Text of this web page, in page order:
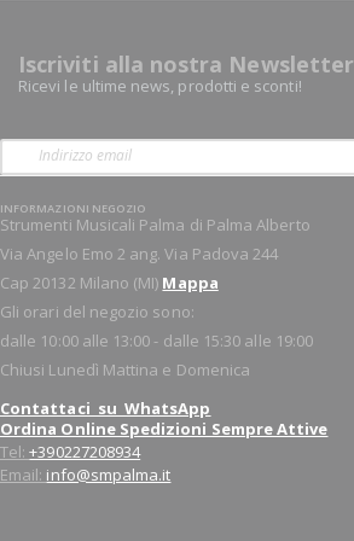
Iscriviti alla nostra Newsletter
Ricevi le ultime news, prodotti e sconti!
INFORMAZIONI NEGOZIO
Strumenti Musicali Palma di Palma Alberto
Via Angelo Emo 2 ang. Via Padova 244
Cap 20132 Milano (MI) Mappa
Gli orari del negozio sono:
dalle 10:00 alle 13:00 - dalle 15:30 alle 19:00
Chiusi Lunedì Mattina e Domenica
Contattaci su WhatsApp
Ordina Online Spedizioni Sempre Attive
Tel:+390227208934
Email: info@smpalma.it